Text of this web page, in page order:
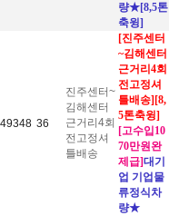
량★[8,5톤
축윙]
49348 36
진주센터~
김해센터
근거리4회
전고정셔
틀배송
[진주센터
~김해센터
근거리4회
전고정셔
틀배송][8,
5톤축윙]
[고수입10
70만원완
제급]대기
업 기업물
류정식차
량★